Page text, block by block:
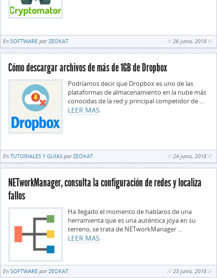
En SOFTWARE porZEOKAT 26 junio, 2018
Cómo descargar archivos de más de 1GB de Dropbox
Podríamos decir que Dropbox es uno de las
plataformas de almacenamiento en la nube más
conocidas de la red y principal competidor de ...
LEER MAS
En TUTORIALES Y GUÍAS porZEOKAT 24 junio, 2018
NETworkManager, consulta la configuración de redes y localiza
fallos
Ha llegado el momento de hablaros de una
herramienta que es una auténtica joya en su
terreno, se trata de NETworkManager ...
LEER MAS
En SOFTWARE porZEOKAT 23 junio, 2018